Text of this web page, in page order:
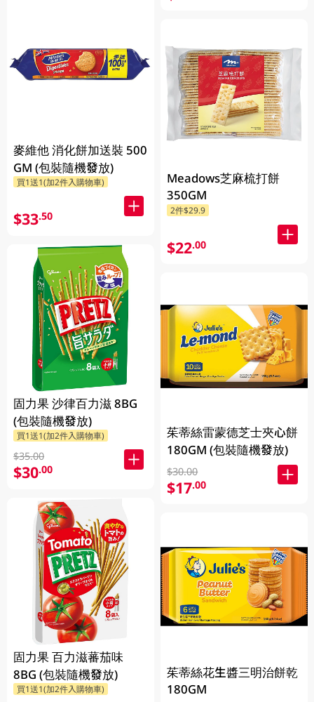
麥維他 消化餅加送裝 500
GM (包裝隨機發放)
買1送1(加2件入購物車)
$33.50
固力果 沙律百力滋 8BG
(包裝隨機發放)
買1送1(加2件入購物車)
$35.00
$30.00
固力果 百力滋蕃茄味
8BG (包裝隨機發放)
買1送1(加2件入購物車)
Meadows芝麻梳打餅
350GM
2件$29.9
$22.00
茱蒂絲雷蒙德芝士夾心餅
180GM (包裝隨機發放)
$30.00
$17.00
茱蒂絲花生醬三明治餅乾
180GM